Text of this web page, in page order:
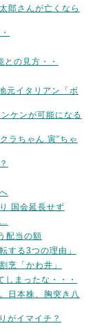
郎さんが亡くなら
の見方・・
元イタリアン「ボ
ケンが可能になる
ラちゃん 寅”ちゃ
国会延長せず
…
配当の額
する3つの理由」
烹「かわ井」
しまったな・・・
日本株、胸突き八
がイマイチ？